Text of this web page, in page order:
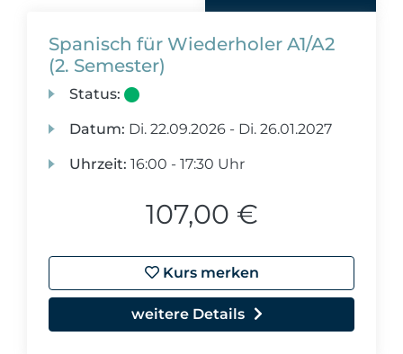
Spanisch für Wiederholer A1/A2
(2. Semester)
Status:
Datum: Di. 22.09.2026 - Di. 26.01.2027
Uhrzeit: 16:00 - 17:30 Uhr
107,00 €
Kurs merken
weitere Details